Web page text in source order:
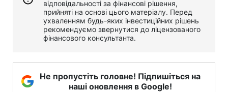
відповідальності за фінансові рішення,
прийняті на основі цього матеріалу. Перед
ухваленням будь-яких інвестиційних рішень
рекомендуємо звернутися до ліцензованого
фінансового консультанта.
Не пропустіть головне! Підпишіться на
наші оновлення в Google!